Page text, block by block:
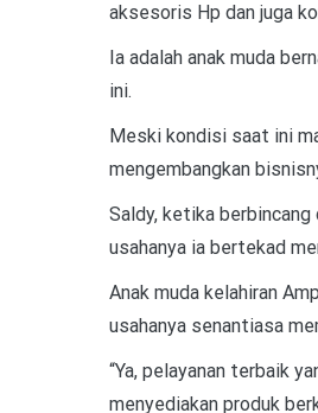
aksesoris Hp dan juga
Ia adalah anak muda
ini.
Meski kondisi saat ini
mengembangkan
Saldy, ketika berbincang
usahanya ia bertekad
Anak muda kelahiran
usahanya senantiasa
“Ya, pelayanan terbaik
menyediakan produk